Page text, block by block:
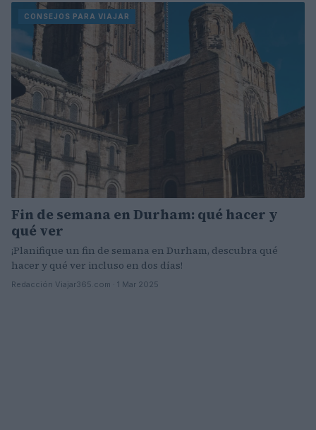
CONSEJOS PARA VIAJAR
Fin de semana en Durham: qué hacer y
qué ver
¡Planifique un fin de semana en Durham, descubra qué
hacer y qué ver incluso en dos días!
Redacción Viajar365.com · 1 Mar 2025